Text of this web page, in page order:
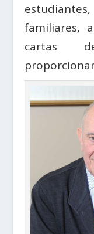
familiares,
cartas